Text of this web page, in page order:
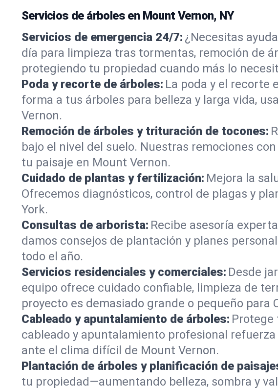
Servicios de árboles en Mount Vernon, NY
Servicios de emergencia 24/7: ¿Necesitas
día para limpieza tras tormentas, remoción de
protegiendo tu propiedad cuando más lo
Poda y recorte de árboles: La poda y el recorte
forma a tus árboles para belleza y larga vida,
Vernon.
Remoción de árboles y trituración de tocones:
bajo el nivel del suelo. Nuestras remociones
tu paisaje en Mount Vernon.
Cuidado de plantas y fertilización: Mejora la
Ofrecemos diagnósticos, control de plagas y
York.
Consultas de arborista: Recibe asesoría
damos consejos de plantación y planes
todo el año.
Servicios residenciales y comerciales: Desde
equipo ofrece cuidado confiable, limpieza de
proyecto es demasiado grande o pequeño para
Cableado y apuntalamiento de árboles: Protege
cableado y apuntalamiento profesional
ante el clima difícil de Mount Vernon.
Plantación de árboles y planificación de
tu propiedad—aumentando belleza, sombra y